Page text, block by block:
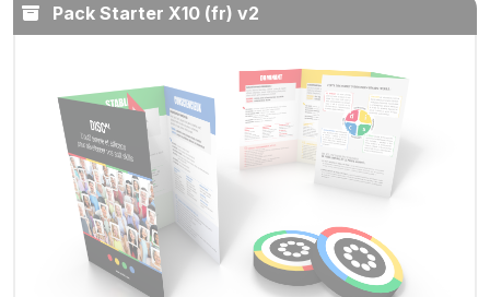
Pack Starter X10 (fr) v2